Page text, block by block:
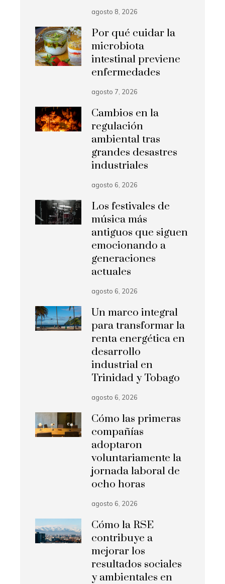
agosto 8, 2026
Por qué cuidar la
microbiota
intestinal previene
enfermedades
agosto 7, 2026
Cambios en la
regulación
ambiental tras
grandes desastres
industriales
agosto 6, 2026
Los festivales de
música más
antiguos que siguen
emocionando a
generaciones
actuales
agosto 6, 2026
Un marco integral
para transformar la
renta energética en
desarrollo
industrial en
Trinidad y Tobago
agosto 6, 2026
Cómo las primeras
compañías
adoptaron
voluntariamente la
jornada laboral de
ocho horas
agosto 6, 2026
Cómo la RSE
contribuye a
mejorar los
resultados sociales
y ambientales en